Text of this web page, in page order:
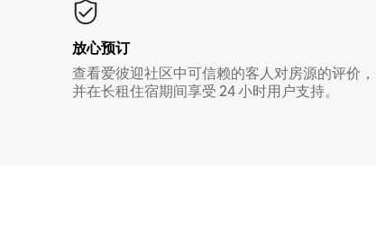
放心预订
查看爱彼迎社区中可信赖的客人对房源的评价，
并在长租住宿期间享受 24 小时用户支持。